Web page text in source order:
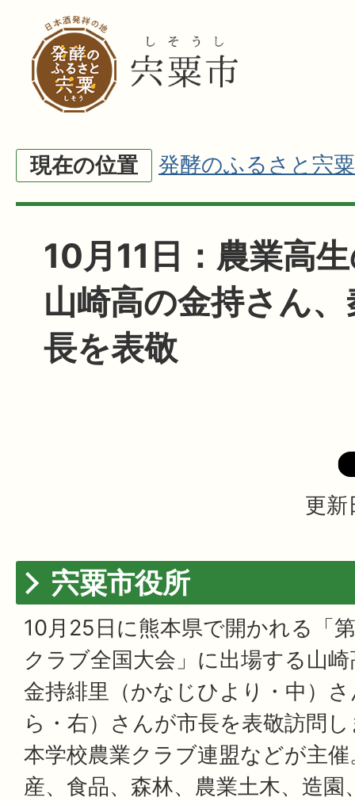
現在の位置 発酵のふるさと宍粟
10月11日：農業高
山崎高の金持さん
長を表敬
更新
宍粟市役所
10月25日に熊本県で開かれる「
クラブ全国大会」に出場する山
金持緋里（かなじひより・中）
ら・右）さんが市長を表敬訪問
本学校農業クラブ連盟などが主
産、食品、森林、農業土木、造